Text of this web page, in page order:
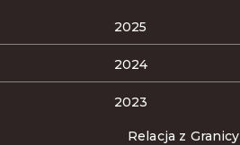
2025
2024
2023
Relacja z Granicy